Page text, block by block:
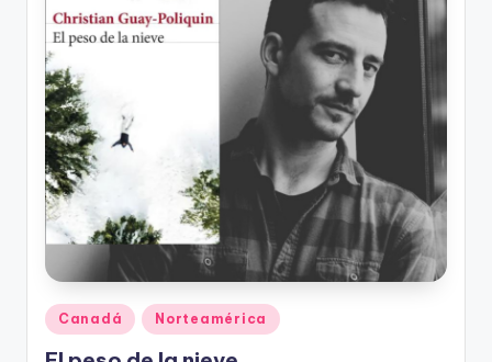
Publicado
en
Canadá Norteamérica